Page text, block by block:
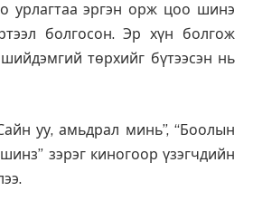
урлагтаа эргэн орж цоо шинэ
болгосон. Эр хүн болгож
төрхийг бүтээсэн нь
уу, амьдрал минь”, “Боолын
зэрэг киногоор үзэгчдийн